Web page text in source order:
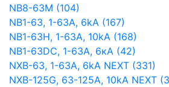
NB8-63М (104)
NB1-63, 1-63А, 6kA (167)
NB1-63H, 1-63А, 10kA (168)
NB1-63DC, 1-63А, 6кА (42)
NXB-63, 1-63А, 6kA NEXT (331)
NXB-125G, 63-125А, 10kA NEXT